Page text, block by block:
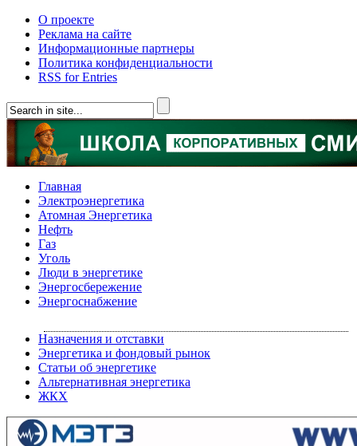
О проекте
Реклама на сайте
Информационные партнеры
Политика конфиденциальности
RSS for Entries
Главная
Электроэнергетика
Атомная Энергетика
Нефть
Газ
Уголь
Люди в энергетике
Энергосбережение
Энергоснабжение
Назначения и отставки
Энергетика и фондовый рынок
Статьи об энергетике
Альтернативная энергетика
ЖКХ